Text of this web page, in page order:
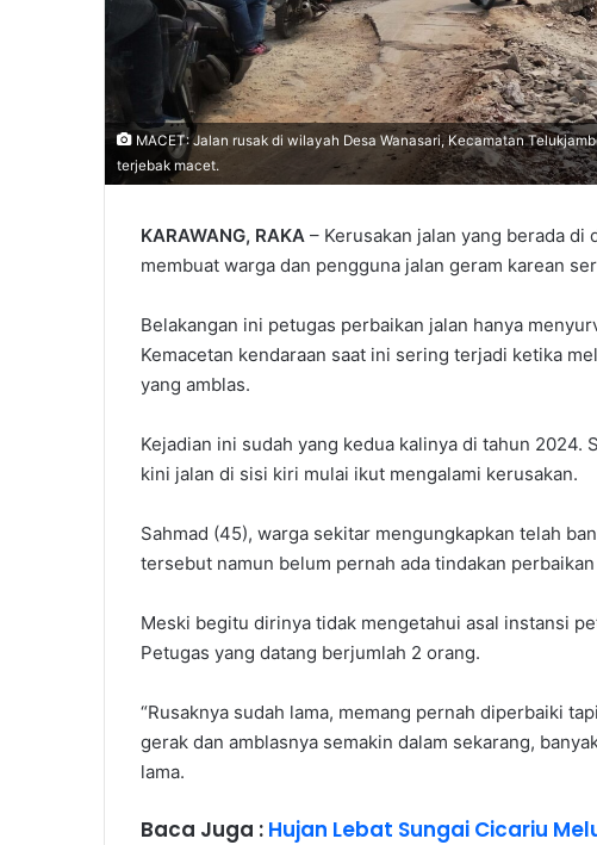
MACET: Jalan rusak di wilayah Desa Wanasari, Kecamatan
terjebak macet.
KARAWANG, RAKA – Kerusakan jalan yang berada di
membuat warga dan pengguna jalan geram karean
Belakangan ini petugas perbaikan jalan hanya
Kemacetan kendaraan saat ini sering terjadi ketika
yang amblas.
Kejadian ini sudah yang kedua kalinya di tahun 2024.
kini jalan di sisi kiri mulai ikut mengalami kerusakan.
Sahmad (45), warga sekitar mengungkapkan telah
tersebut namun belum pernah ada tindakan
Meski begitu dirinya tidak mengetahui asal instansi
Petugas yang datang berjumlah 2 orang.
“Rusaknya sudah lama, memang pernah diperbaiki
gerak dan amblasnya semakin dalam sekarang,
lama.
Baca Juga : Hujan Lebat Sungai Cicariu